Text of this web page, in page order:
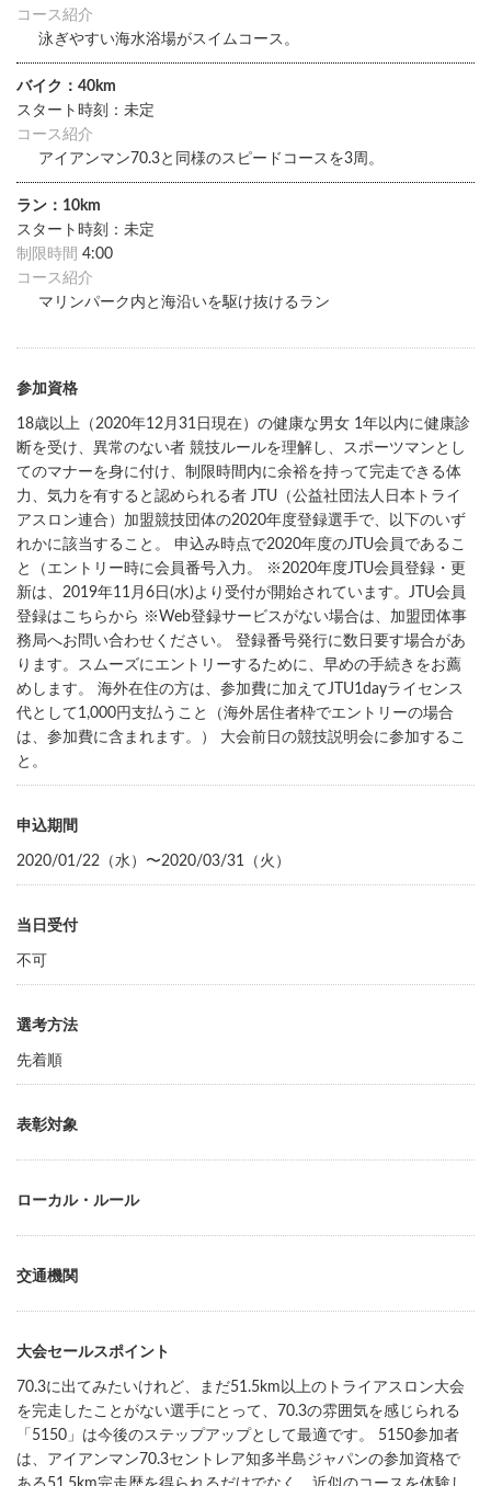
コース紹介
泳ぎやすい海水浴場がスイムコース。
バイク：40km
スタート時刻：未定
コース紹介
アイアンマン70.3と同様のスピードコースを3周。
ラン：10km
スタート時刻：未定
制限時間 4:00
コース紹介
マリンパーク内と海沿いを駆け抜けるラン
参加資格
18歳以上（2020年12月31日現在）の健康な男女 1年以内に健康診
断を受け、異常のない者 競技ルールを理解し、スポーツマンとし
てのマナーを身に付け、制限時間内に余裕を持って完走できる体
力、気力を有すると認められる者 JTU（公益社団法人日本トライ
アスロン連合）加盟競技団体の2020年度登録選手で、以下のいず
れかに該当すること。 申込み時点で2020年度のJTU会員であるこ
と（エントリー時に会員番号入力。 ※2020年度JTU会員登録・更
新は、2019年11月6日(水)より受付が開始されています。JTU会員
登録はこちらから ※Web登録サービスがない場合は、加盟団体事
務局へお問い合わせください。 登録番号発行に数日要す場合があ
ります。スムーズにエントリーするために、早めの手続きをお薦
めします。 海外在住の方は、参加費に加えてJTU1dayライセンス
代として1,000円支払うこと（海外居住者枠でエントリーの場合
は、参加費に含まれます。） 大会前日の競技説明会に参加するこ
と。
申込期間
2020/01/22（水）〜2020/03/31（火）
当日受付
不可
選考方法
先着順
表彰対象
ローカル・ルール
交通機関
大会セールスポイント
70.3に出てみたいけれど、まだ51.5km以上のトライアスロン大会
を完走したことがない選手にとって、70.3の雰囲気を感じられる
「5150」は今後のステップアップとして最適です。 5150参加者
は、アイアンマン70.3セントレア知多半島ジャパンの参加資格で